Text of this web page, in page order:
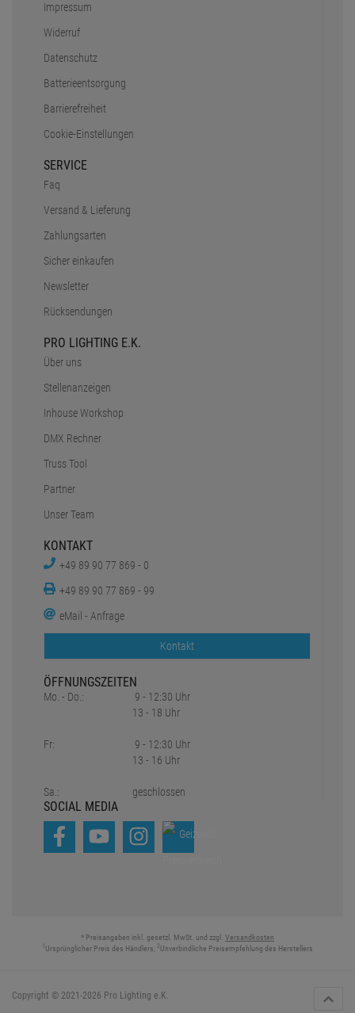
Impressum
Widerruf
Datenschutz
Batterieentsorgung
Barrierefreiheit
Cookie-Einstellungen
SERVICE
Faq
Versand & Lieferung
Zahlungsarten
Sicher einkaufen
Newsletter
Rücksendungen
PRO LIGHTING E.K.
Über uns
Stellenanzeigen
Inhouse Workshop
DMX Rechner
Truss Tool
Partner
Unser Team
KONTAKT
+49 89 90 77 869 - 0
+49 89 90 77 869 - 99
eMail - Anfrage
Kontakt
ÖFFNUNGSZEITEN
Mo. - Do.:
Fr:
Sa.:
9 - 12:30 Uhr
13 - 18 Uhr
9 - 12:30 Uhr
13 - 16 Uhr
geschlossen
SOCIAL MEDIA
* Preisangaben inkl. gesetzl. MwSt. und zzgl. Versandkosten
Ursprünglicher Preis des Händlers, 2 Unverbindliche Preisempfehlung des Herstellers
Copyright © 2021-2026 Pro Lighting e.K.